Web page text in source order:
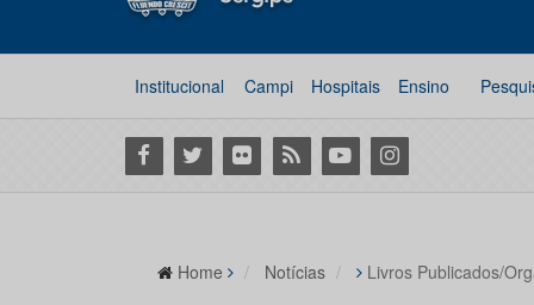
Institucional Campi Hospitais Ensino
Facebook
Twitter Flickr RSS YoutubeInstagram
Home Notícias Livros Publicados/